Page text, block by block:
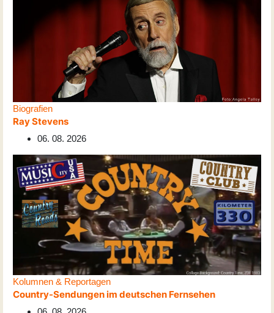
Biografien
Ray Stevens
06. 08. 2026
Kolumnen & Reportagen
Country-Sendungen im deutschen Fernsehen